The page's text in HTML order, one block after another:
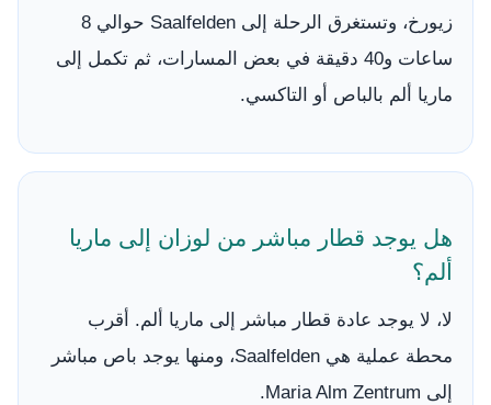
زيورخ، وتستغرق الرحلة إلى Saalfelden حوالي 8
ساعات و40 دقيقة في بعض المسارات، ثم تكمل إلى
ماريا ألم بالباص أو التاكسي.
هل يوجد قطار مباشر من لوزان إلى ماريا
ألم؟
لا، لا يوجد عادة قطار مباشر إلى ماريا ألم. أقرب
محطة عملية هي Saalfelden، ومنها يوجد باص مباشر
إلى Maria Alm Zentrum.